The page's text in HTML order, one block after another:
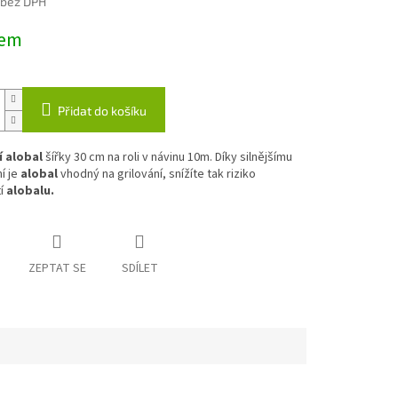
Přidat do košíku
alobalšířky 30 cm na roli v návinu 10m. Díky silnějšímu
je alobalvhodný na grilování, snížíte tak riziko
alobalu.
ZEPTAT SE SDÍLET